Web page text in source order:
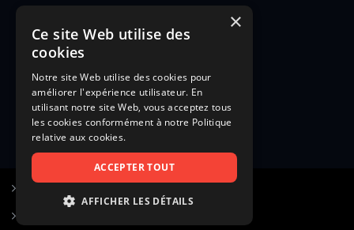
×
Ce site Web utilise des
cookies
Notre site Web utilise des cookies pour
améliorer l'expérience utilisateur. En
utilisant notre site Web, vous acceptez tous
les cookies conformément à notre Politique
relative aux cookies.
ACCEPTER TOUT
AFFICHER LES DÉTAILS